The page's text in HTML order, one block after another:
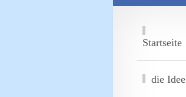
Startseite
die Idee